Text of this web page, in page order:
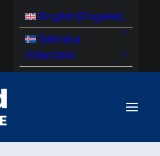
English(Engelsk)
Íslenska
(Islandsk)